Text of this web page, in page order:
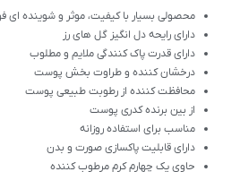
محصولی بسیار با کیفیت، موثر و شوینده ای
دارای رایحه دل انگیز گل های رز
دارای قدرت پاک کنندگی ملایم و مطلوب
درخشان کننده و طراوت بخش پوست
محافظت کننده از رطوبت طبیعی پوست
از بین برنده کدری پوست
مناسب برای استفاده روزانه
دارای قابلیت پاکسازی صورت و بدن
حاوی یک چهارم کرم مرطوب کننده